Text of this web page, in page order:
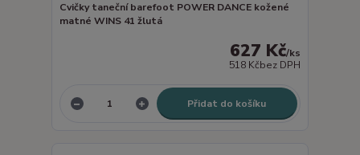
Cvičky taneční barefoot POWER DANCE kožené
matné WINS 41 žlutá
627 Kč/ks
518 Kčbez DPH
Přidat do košíku